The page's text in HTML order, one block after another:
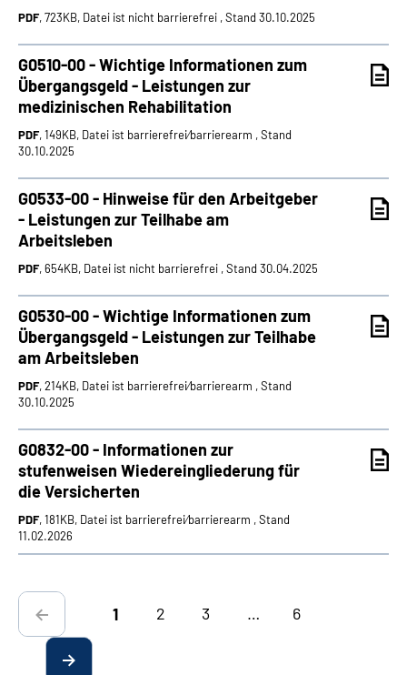
PDF, 723KB, Datei ist nicht barrierefrei , Stand 30.10.2025
G0510-00 - Wichtige Informationen zum
Übergangsgeld - Leistungen zur
medizinischen Rehabilitation
PDF, 149KB, Datei ist barrierefrei⁄barrierearm , Stand
30.10.2025
G0533-00 - Hinweise für den Arbeitgeber
- Leistungen zur Teilhabe am
Arbeitsleben
PDF, 654KB, Datei ist nicht barrierefrei , Stand 30.04.2025
G0530-00 - Wichtige Informationen zum
Übergangsgeld - Leistungen zur Teilhabe
am Arbeitsleben
PDF, 214KB, Datei ist barrierefrei⁄barrierearm , Stand
30.10.2025
G0832-00 - Informationen zur
stufenweisen Wiedereingliederung für
die Versicherten
PDF, 181KB, Datei ist barrierefrei⁄barrierearm , Stand
11.02.2026
1 2 3 … 6